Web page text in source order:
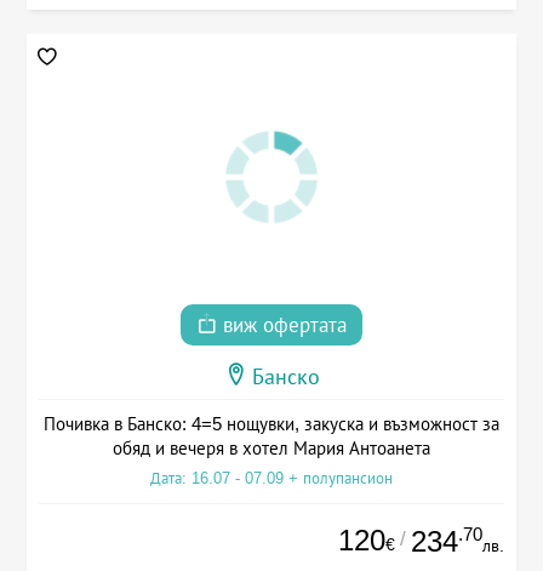
виж офертата
Банско
Почивка в Банско: 4=5 нощувки, закуска и възможност за
обяд и вечеря в хотел Мария Антоанета
Дата: 16.07 - 07.09 + полупансион
120€ / 234.70
лв.